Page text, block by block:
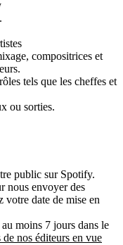
compositrices et
tels que les cheffes et
ou sorties.
public sur Spotify.
nous envoyer des
votre date de mise en
moins 7 jours dans le
nos éditeurs en vue